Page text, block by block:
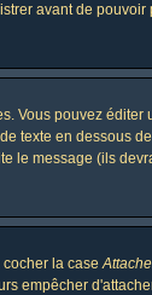
avant de
pouvez
texte en dessous
message (ils
cocher la case
empêcher